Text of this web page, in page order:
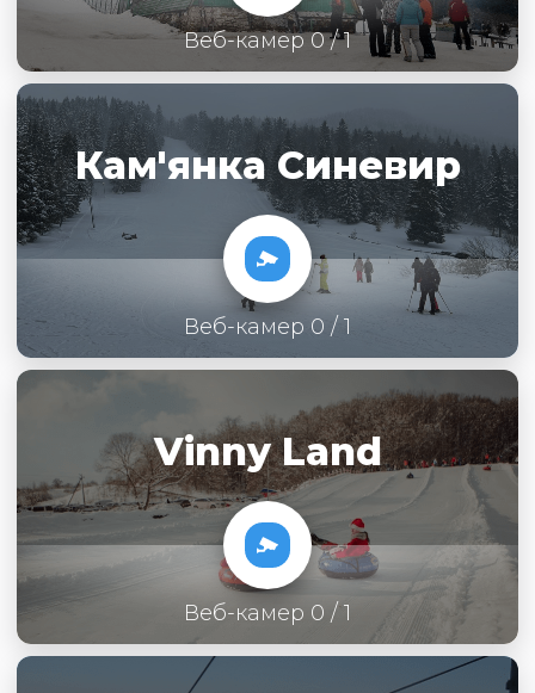
Веб-камер 0 / 1
Кам'янка Синевир
Веб-камер 0 / 1
Vinny Land
Веб-камер 0 / 1